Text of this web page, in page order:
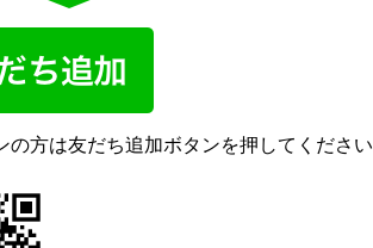
の方は友だち追加ボタンを押してください